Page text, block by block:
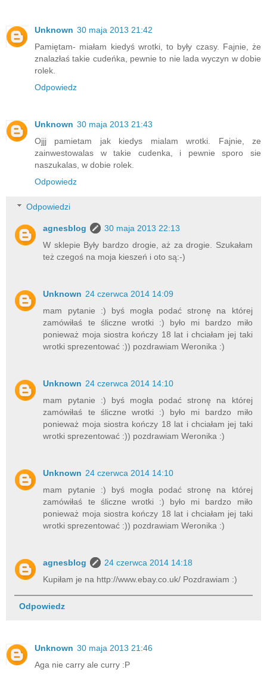
Unknown 30 maja 2013 21:42
Pamiętam- miałam kiedyś wrotki, to były czasy. Fajnie, że
znalazłaś takie cudeńka, pewnie to nie lada wyczyn w dobie
rolek.
Odpowiedz
Unknown 30 maja 2013 21:43
Ojjj pamietam jak kiedys mialam wrotki. Fajnie, ze
zainwestowalas w takie cudenka, i pewnie sporo sie
naszukalas, w dobie rolek.
Odpowiedz
Odpowiedzi
agnesblog
30 maja 2013 22:13
W sklepie Były bardzo drogie, aż za drogie. Szukałam
też czegoś na moja kieszeń i oto są:-)
Unknown 24 czerwca 2014 14:09
mam pytanie :) byś mogła podać stronę na której
zamówiłaś te śliczne wrotki :) było mi bardzo miło
ponieważ moja siostra kończy 18 lat i chciałam jej taki
wrotki sprezentować :)) pozdrawiam Weronika :)
Unknown 24 czerwca 2014 14:10
mam pytanie :) byś mogła podać stronę na której
zamówiłaś te śliczne wrotki :) było mi bardzo miło
ponieważ moja siostra kończy 18 lat i chciałam jej taki
wrotki sprezentować :)) pozdrawiam Weronika :)
Unknown 24 czerwca 2014 14:10
mam pytanie :) byś mogła podać stronę na której
zamówiłaś te śliczne wrotki :) było mi bardzo miło
ponieważ moja siostra kończy 18 lat i chciałam jej taki
wrotki sprezentować :)) pozdrawiam Weronika :)
agnesblog
24 czerwca 2014 14:18
Kupiłam je na http://www.ebay.co.uk/ Pozdrawiam :)
Odpowiedz
Unknown 30 maja 2013 21:46
Aga nie carry ale curry :P